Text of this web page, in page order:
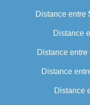
Distance entre
Distance
Distance entre
Distance
Distance